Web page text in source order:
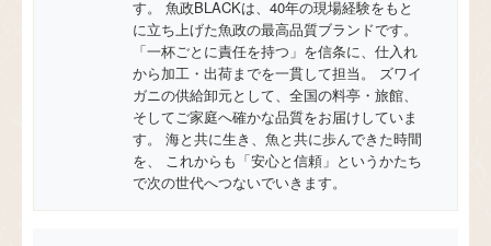
す。 魚政BLACKは、40年の現場経験をもと
に立ち上げた魚政の最高品質ブランドです。
「一杯ごとに責任を持つ」を信条に、仕入れ
から加工・出荷までを一貫して担当。 ズワイ
ガニの供給卸元として、全国の料亭・旅館、
そしてご家庭へ確かな品質をお届けしていま
す。 海と共に生き、魚と共に歩んできた時間
を、 これからも「安心と信頼」というかたち
で次の世代へつないでいきます。